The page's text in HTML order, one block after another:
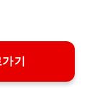
기